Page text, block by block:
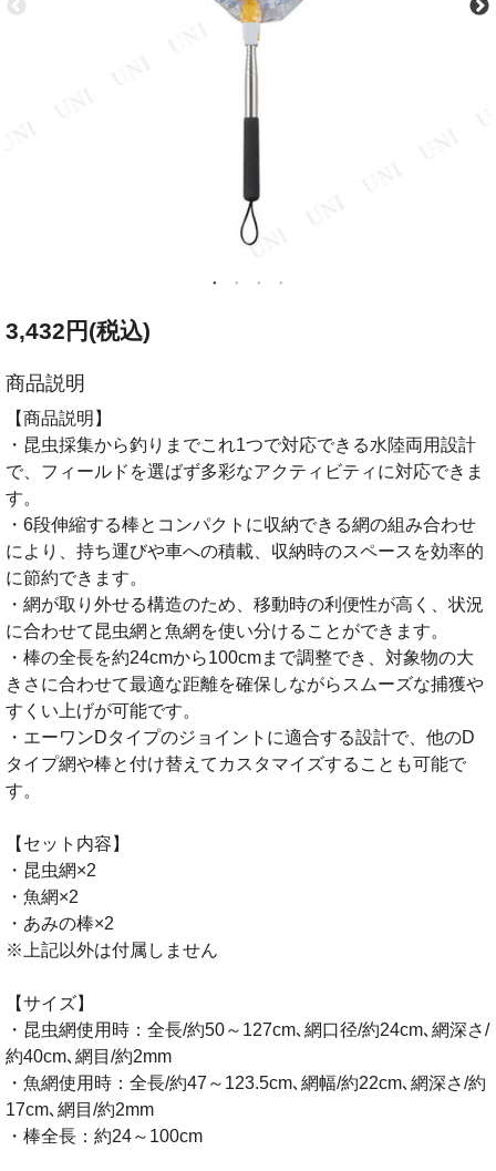
3,432円(税込)
商品説明
【商品説明】
・昆虫採集から釣りまでこれ1つで対応できる水陸両用設計
で、フィールドを選ばず多彩なアクティビティに対応できま
す。
・6段伸縮する棒とコンパクトに収納できる網の組み合わせ
により、持ち運びや車への積載、収納時のスペースを効率的
に節約できます。
・網が取り外せる構造のため、移動時の利便性が高く、状況
に合わせて昆虫網と魚網を使い分けることができます。
・棒の全長を約24cmから100cmまで調整でき、対象物の大
きさに合わせて最適な距離を確保しながらスムーズな捕獲や
すくい上げが可能です。
・エーワンDタイプのジョイントに適合する設計で、他のD
タイプ網や棒と付け替えてカスタマイズすることも可能で
す。
【セット内容】
・昆虫網×2
・魚網×2
・あみの棒×2
※上記以外は付属しません
【サイズ】
・昆虫網使用時：全長/約50～127cm､網口径/約24cm､網深さ/
約40cm､網目/約2mm
・魚網使用時：全長/約47～123.5cm､網幅/約22cm､網深さ/約
17cm､網目/約2mm
・棒全長：約24～100cm